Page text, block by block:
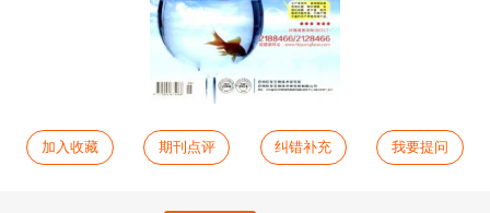
加入收藏 期刊点评 纠错补充 我要提问